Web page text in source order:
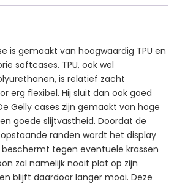
is gemaakt van hoogwaardig TPU en
softcases. TPU, ook wel
is relatief zacht
erg flexibel. Hij sluit dan ook goed
Gelly cases zijn gemaakt van hoge
goede slijtvastheid. Doordat de
randen wordt het display
tegen eventuele krassen
zal namelijk nooit plat op zijn
blijft daardoor langer mooi. Deze